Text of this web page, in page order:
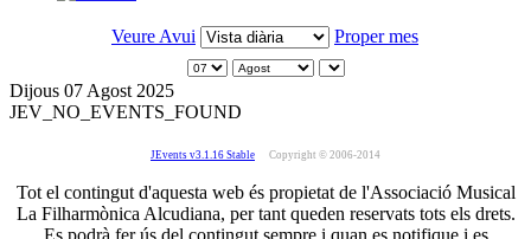
Veure Avui Proper mes
Dijous 07 Agost 2025
JEV_NO_EVENTS_FOUND
JEvents v3.1.16 Stable Copyright © 2006-2014
Tot el contingut d'aquesta web és propietat de l'Associació Musical
La Filharmònica Alcudiana, per tant queden reservats tots els drets.
Es podrà fer ús del contingut sempre i quan es notifique i es